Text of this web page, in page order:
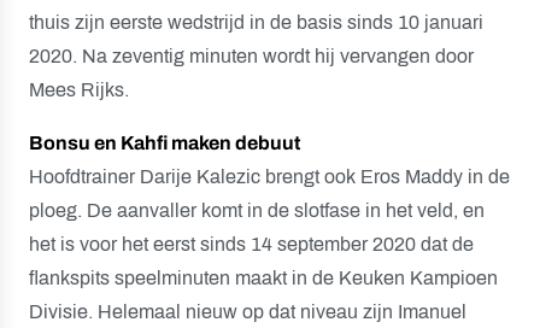
thuis zijn eerste wedstrijd in de basis sinds 10 januari
2020. Na zeventig minuten wordt hij vervangen door
Mees Rijks.
Bonsu en Kahfi maken debuut
Hoofdtrainer Darije Kalezic brengt ook Eros Maddy in de
ploeg. De aanvaller komt in de slotfase in het veld, en
het is voor het eerst sinds 14 september 2020 dat de
flankspits speelminuten maakt in de Keuken Kampioen
Divisie. Helemaal nieuw op dat niveau zijn Imanuel